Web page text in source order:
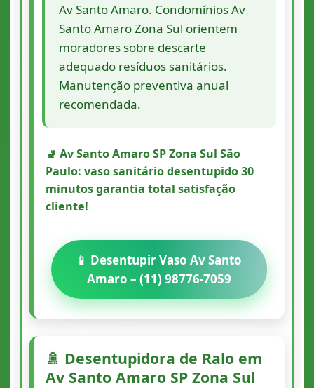
Av Santo Amaro. Condomínios Av
Santo Amaro Zona Sul orientem
moradores sobre descarte
adequado resíduos sanitários.
Manutenção preventiva anual
recomendada.
🚽 Av Santo Amaro SP Zona Sul São
Paulo: vaso sanitário desentupido 30
minutos garantia total satisfação
cliente!
📱 Desentupir Vaso Av Santo
Amaro – (11) 98776-7059
🚿 Desentupidora de Ralo em
Av Santo Amaro SP Zona Sul